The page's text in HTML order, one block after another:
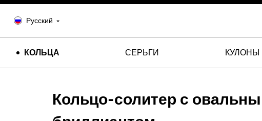
Русский
КОЛЬЦА СЕРЬГИ КУЛОНЫ
Кольцо-солитер с